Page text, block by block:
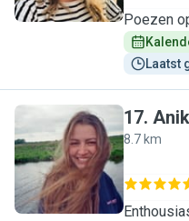
Poezen
Laatst
A
17.
8.7 km